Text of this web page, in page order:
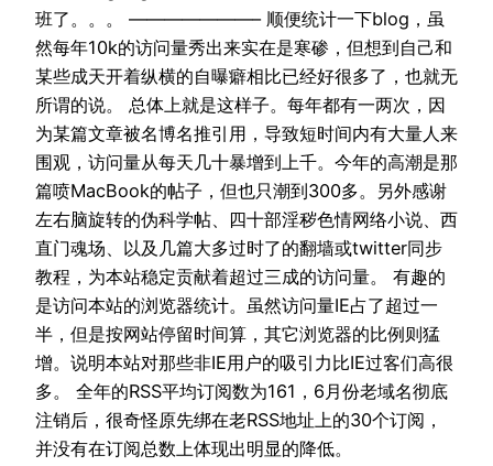
班了。。。 ———————– 顺便统计一下blog，虽
然每年10k的访问量秀出来实在是寒碜，但想到自己和
某些成天开着纵横的自曝癖相比已经好很多了，也就无
所谓的说。 总体上就是这样子。每年都有一两次，因
为某篇文章被名博名推引用，导致短时间内有大量人来
围观，访问量从每天几十暴增到上千。今年的高潮是那
篇喷MacBook的帖子，但也只潮到300多。另外感谢
左右脑旋转的伪科学帖、四十部淫秽色情网络小说、西
直门魂场、以及几篇大多过时了的翻墙或twitter同步
教程，为本站稳定贡献着超过三成的访问量。 有趣的
是访问本站的浏览器统计。虽然访问量IE占了超过一
半，但是按网站停留时间算，其它浏览器的比例则猛
增。说明本站对那些非IE用户的吸引力比IE过客们高很
多。 全年的RSS平均订阅数为161，6月份老域名彻底
注销后，很奇怪原先绑在老RSS地址上的30个订阅，
并没有在订阅总数上体现出明显的降低。